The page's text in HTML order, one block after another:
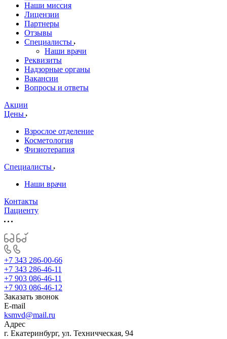
Наши миссия
Лицензии
Партнеры
Отзывы
Специалисты
Наши врачи
Реквизиты
Надзорные органы
Вакансии
Вопросы и ответы
Акции
Цены
Взрослое отделение
Косметология
Физиотерапия
Специалисты
Наши врачи
Контакты
Пациенту
+7 343 286-00-66
+7 343 286-46-11
+7 903 086-46-11
+7 903 086-46-12
Заказать звонок
E-mail
ksmvd@mail.ru
Адрес
г. Екатеринбург, ул. Техничческая, 94